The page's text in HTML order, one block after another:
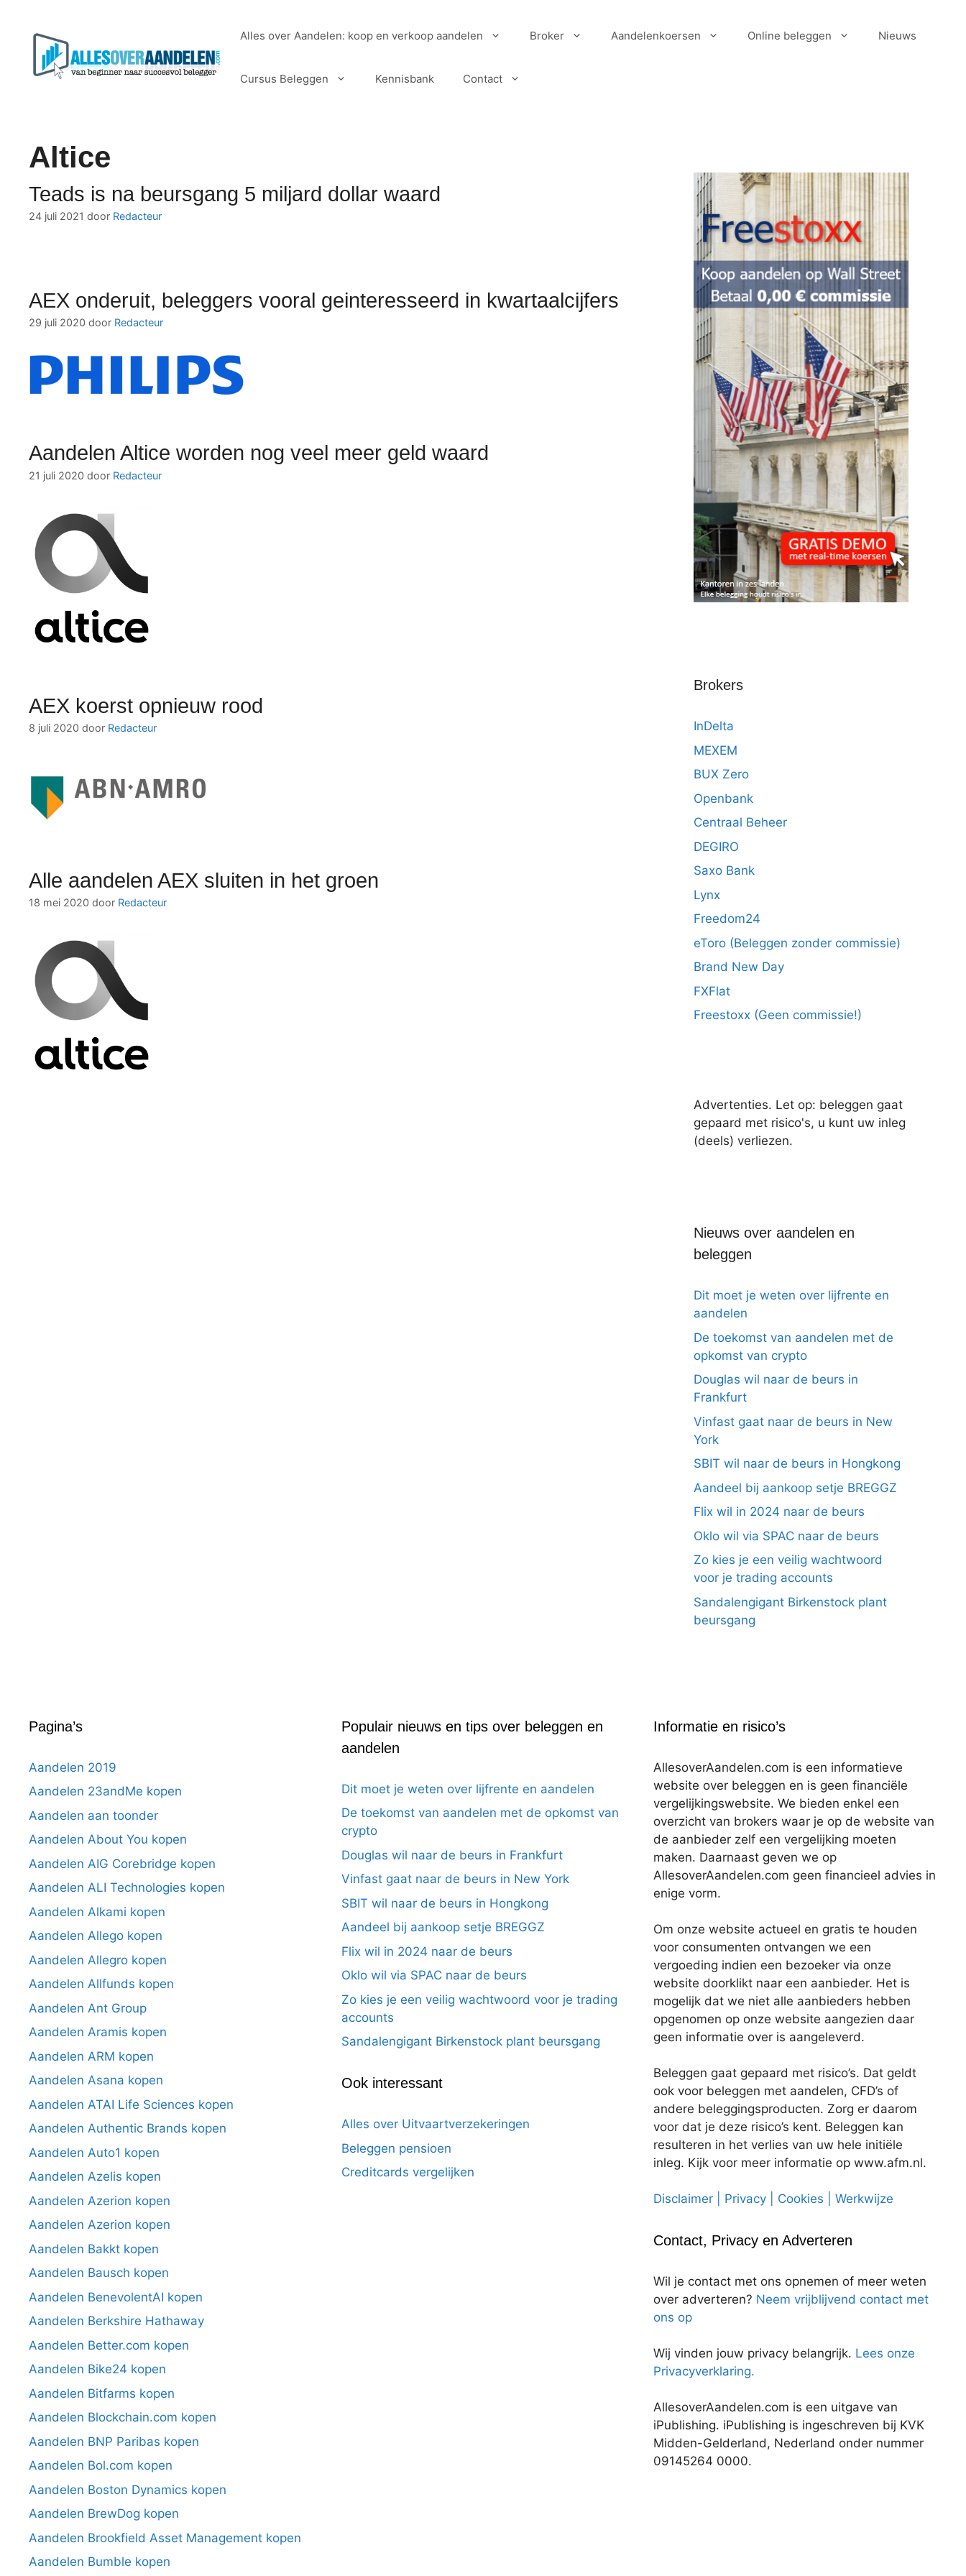
Alles over Aandelen: koop en verkoop aandelen Broker Aandelenkoersen Online beleggen Nieuws
Cursus Beleggen Kennisbank Contact
Altice
Teads is na beursgang 5 miljard dollar waard
24 juli 2021 door Redacteur
AEX onderuit, beleggers vooral geinteresseerd in kwartaalcijfers
29 juli 2020 door Redacteur
Aandelen Altice worden nog veel meer geld waard
21 juli 2020 door Redacteur
AEX koerst opnieuw rood
8 juli 2020 door Redacteur
Alle aandelen AEX sluiten in het groen
18 mei 2020 door Redacteur
Brokers
InDelta
MEXEM
BUX Zero
Openbank
Centraal Beheer
DEGIRO
Saxo Bank
Lynx
Freedom24
eToro (Beleggen zonder commissie)
Brand New Day
FXFlat
Freestoxx (Geen commissie!)
Advertenties. Let op: beleggen gaat
gepaard met risico's, u kunt uw inleg
(deels) verliezen.
Nieuws over aandelen en
beleggen
Dit moet je weten over lijfrente en
aandelen
De toekomst van aandelen met de
opkomst van crypto
Douglas wil naar de beurs in
Frankfurt
Vinfast gaat naar de beurs in New
York
SBIT wil naar de beurs in Hongkong
Aandeel bij aankoop setje BREGGZ
Flix wil in 2024 naar de beurs
Oklo wil via SPAC naar de beurs
Zo kies je een veilig wachtwoord
voor je trading accounts
Sandalengigant Birkenstock plant
beursgang
Pagina’s
Aandelen 2019
Aandelen 23andMe kopen
Aandelen aan toonder
Aandelen About You kopen
Aandelen AIG Corebridge kopen
Aandelen ALI Technologies kopen
Aandelen Alkami kopen
Aandelen Allego kopen
Aandelen Allegro kopen
Aandelen Allfunds kopen
Aandelen Ant Group
Aandelen Aramis kopen
Aandelen ARM kopen
Aandelen Asana kopen
Aandelen ATAI Life Sciences kopen
Aandelen Authentic Brands kopen
Aandelen Auto1 kopen
Aandelen Azelis kopen
Aandelen Azerion kopen
Aandelen Azerion kopen
Aandelen Bakkt kopen
Aandelen Bausch kopen
Aandelen BenevolentAI kopen
Aandelen Berkshire Hathaway
Aandelen Better.com kopen
Aandelen Bike24 kopen
Aandelen Bitfarms kopen
Aandelen Blockchain.com kopen
Aandelen BNP Paribas kopen
Aandelen Bol.com kopen
Aandelen Boston Dynamics kopen
Aandelen BrewDog kopen
Aandelen Brookfield Asset Management kopen
Aandelen Bumble kopen
Populair nieuws en tips over beleggen en
aandelen
Dit moet je weten over lijfrente en aandelen
De toekomst van aandelen met de opkomst van
crypto
Douglas wil naar de beurs in Frankfurt
Vinfast gaat naar de beurs in New York
SBIT wil naar de beurs in Hongkong
Aandeel bij aankoop setje BREGGZ
Flix wil in 2024 naar de beurs
Oklo wil via SPAC naar de beurs
Zo kies je een veilig wachtwoord voor je trading
accounts
Sandalengigant Birkenstock plant beursgang
Ook interessant
Alles over Uitvaartverzekeringen
Beleggen pensioen
Creditcards vergelijken
Informatie en risico’s
AllesoverAandelen.com is een informatieve
website over beleggen en is geen financiële
vergelijkingswebsite. We bieden enkel een
overzicht van brokers waar je op de website van
de aanbieder zelf een vergelijking moeten
maken. Daarnaast geven we op
AllesoverAandelen.com geen financieel advies in
enige vorm.
Om onze website actueel en gratis te houden
voor consumenten ontvangen we een
vergoeding indien een bezoeker via onze
website doorklikt naar een aanbieder. Het is
mogelijk dat we niet alle aanbieders hebben
opgenomen op onze website aangezien daar
geen informatie over is aangeleverd.
Beleggen gaat gepaard met risico’s. Dat geldt
ook voor beleggen met aandelen, CFD’s of
andere beleggingsproducten. Zorg er daarom
voor dat je deze risico’s kent. Beleggen kan
resulteren in het verlies van uw hele initiële
inleg. Kijk voor meer informatie op www.afm.nl.
Disclaimer | Privacy | Cookies | Werkwijze
Contact, Privacy en Adverteren
Wil je contact met ons opnemen of meer weten
over adverteren? Neem vrijblijvend contact met
ons op
Wij vinden jouw privacy belangrijk. Lees onze
Privacyverklaring.
AllesoverAandelen.com is een uitgave van
iPublishing. iPublishing is ingeschreven bij KVK
Midden-Gelderland, Nederland onder nummer
09145264 0000.